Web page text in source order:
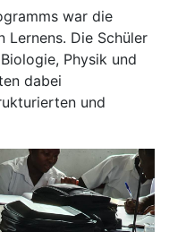
war die
Lernens. Die Schüler
Physik und
dabei
und